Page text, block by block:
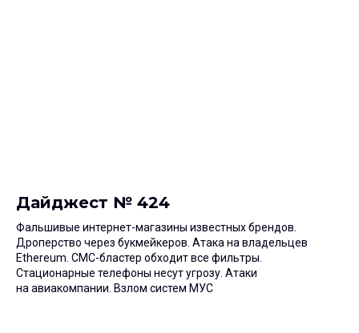
Дайджест № 424
Фальшивые интернет-магазины известных брендов.
Дроперство через букмейкеров. Атака на владельцев
Ethereum. СМС-бластер обходит все фильтры.
Стационарные телефоны несут угрозу. Атаки
на авиакомпании. Взлом систем МУС